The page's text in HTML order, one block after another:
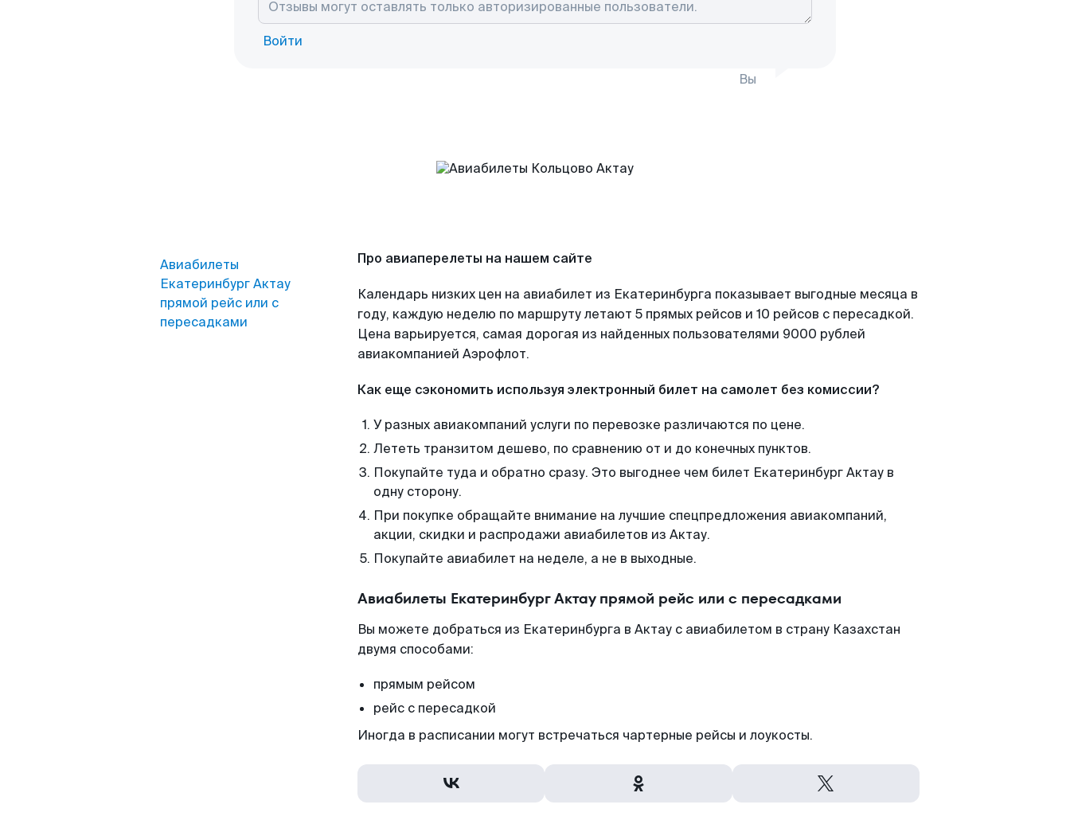
Войти
Вы
Авиабилеты
Екатеринбург Актау
прямой рейс или с
пересадками
Про авиаперелеты на нашем сайте
Календарь низких цен на авиабилет из Екатеринбурга показывает выгодные месяца в
году, каждую неделю по маршруту летают 5 прямых рейсов и 10 рейсов с пересадкой.
Цена варьируется, самая дорогая из найденных пользователями 9000 рублей
авиакомпанией Аэрофлот.
Как еще сэкономить используя электронный билет на самолет без комиссии?
У разных авиакомпаний услуги по перевозке различаются по цене.
Лететь транзитом дешево, по сравнению от и до конечных пунктов.
Покупайте туда и обратно сразу. Это выгоднее чем билет Екатеринбург Актау в
одну сторону.
При покупке обращайте внимание на лучшие спецпредложения авиакомпаний,
акции, скидки и распродажи авиабилетов из Актау.
Покупайте авиабилет на неделе, а не в выходные.
Авиабилеты Екатеринбург Актау прямой рейс или с пересадками
Вы можете добраться из Екатеринбурга в Актау с авиабилетом в страну Казахстан
двумя способами:
прямым рейсом
рейс с пересадкой
Иногда в расписании могут встречаться чартерные рейсы и лоукосты.